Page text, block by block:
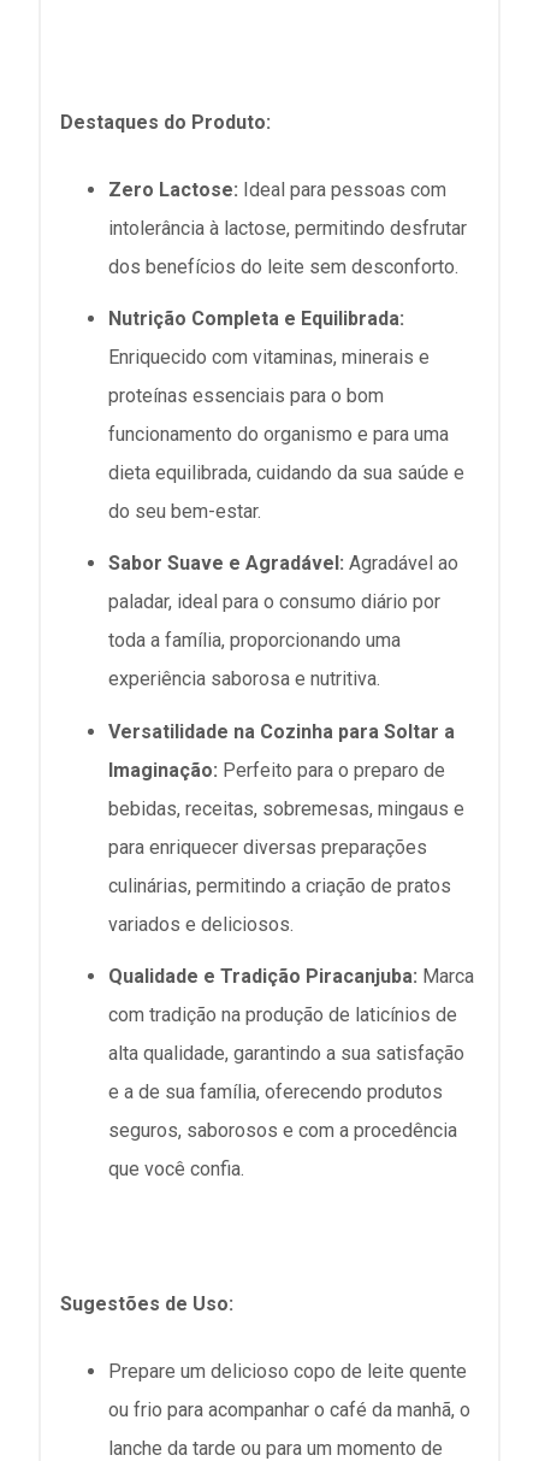
Destaques do Produto:
Zero Lactose: Ideal para pessoas com
intolerância à lactose, permitindo desfrutar
dos benefícios do leite sem desconforto.
Nutrição Completa e Equilibrada:
Enriquecido com vitaminas, minerais e
proteínas essenciais para o bom
funcionamento do organismo e para uma
dieta equilibrada, cuidando da sua saúde e
do seu bem-estar.
Sabor Suave e Agradável: Agradável ao
paladar, ideal para o consumo diário por
toda a família, proporcionando uma
experiência saborosa e nutritiva.
Versatilidade na Cozinha para Soltar a
Imaginação: Perfeito para o preparo de
bebidas, receitas, sobremesas, mingaus e
para enriquecer diversas preparações
culinárias, permitindo a criação de pratos
variados e deliciosos.
Qualidade e Tradição Piracanjuba: Marca
com tradição na produção de laticínios de
alta qualidade, garantindo a sua satisfação
e a de sua família, oferecendo produtos
seguros, saborosos e com a procedência
que você confia.
Sugestões de Uso:
Prepare um delicioso copo de leite quente
ou frio para acompanhar o café da manhã, o
lanche da tarde ou para um momento de